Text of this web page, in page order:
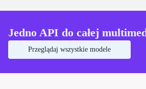
Jedno API do całej
Przeglądaj wszystkie modele